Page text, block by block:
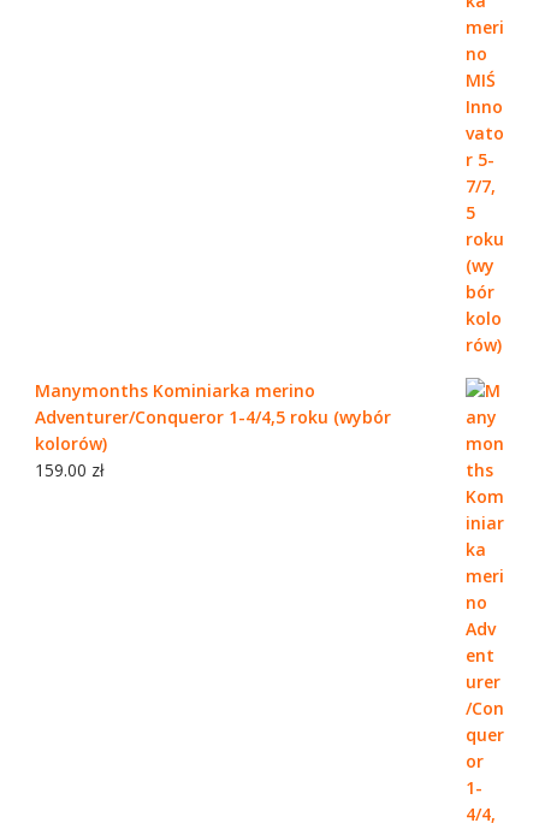
Manymonths Kominiarka merino
Adventurer/Conqueror 1-4/4,5 roku (wybór
kolorów)
159.00 zł